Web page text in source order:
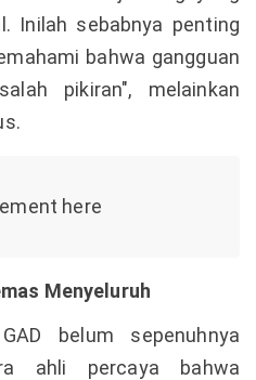
Inilah sebabnya penting
bahwa gangguan
pikiran", melainkan
Menyeluruh
belum sepenuhnya
ahli percaya bahwa